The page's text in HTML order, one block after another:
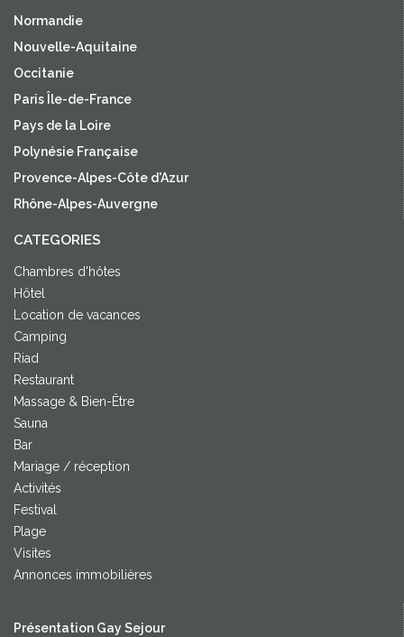
Normandie
Nouvelle-Aquitaine
Occitanie
Paris Île-de-France
Pays de la Loire
Polynésie Française
Provence-Alpes-Côte d'Azur
Rhône-Alpes-Auvergne
CATEGORIES
Chambres d'hôtes
Hôtel
Location de vacances
Camping
Riad
Restaurant
Massage & Bien-Être
Sauna
Bar
Mariage / réception
Activités
Festival
Plage
Visites
Annonces immobilières
Présentation Gay Sejour